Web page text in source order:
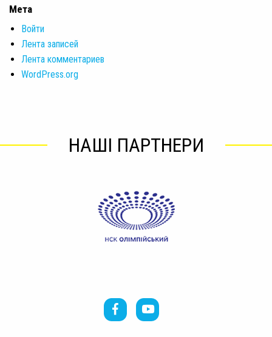
Мета
Войти
Лента записей
Лента комментариев
WordPress.org
НАШІ ПАРТНЕРИ